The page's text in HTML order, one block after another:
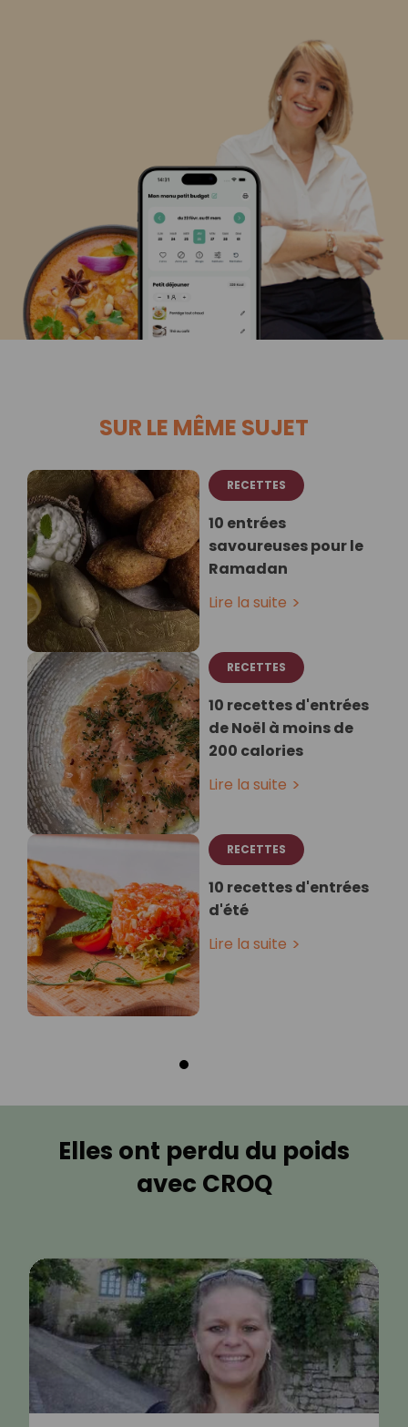
SUR LE MÊME SUJET
RECETTES
10 entrées
savoureuses pour le
Ramadan
Lire la suite
RECETTES
10 recettes d'entrées
de Noël à moins de
200 calories
Lire la suite
RECETTES
10 recettes d'entrées
d'été
Lire la suite
Elles ont perdu du poids
avec CROQ